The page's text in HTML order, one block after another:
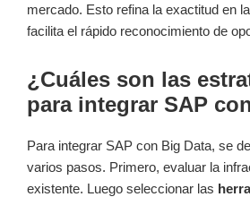
mercado. Esto refina la exactitud en
facilita el rápido reconocimiento de
¿Cuáles son las
para integrar SAP
Para integrar SAP con Big Data, se
varios pasos. Primero, evaluar la
existente. Luego seleccionar las